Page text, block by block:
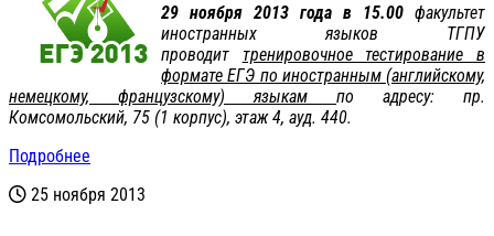
29 ноября 2013 года в 15.00 факультет
иностранных языков ТГПУ
проводит тренировочное тестирование в
формате ЕГЭ по иностранным (английскому,
немецкому, французскому) языкам по адресу: пр.
Комсомольский, 75 (1 корпус), этаж 4, ауд. 440.
Подробнее
25 ноября 2013